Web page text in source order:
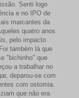
Senti logo
e no IPO de
marcantes da
quatro anos
pelo impacto
também lá que
"bichinho" que
a trabalhar no
deparou-se com
com ostomia.
que não era